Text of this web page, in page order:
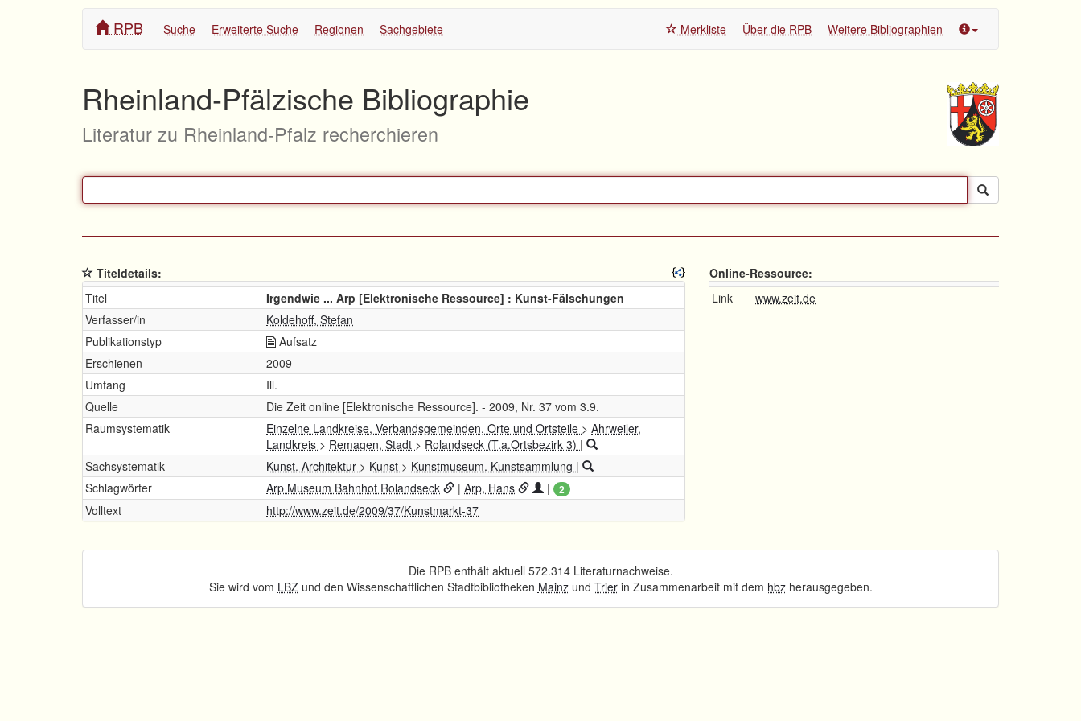
RPB Suche Erweiterte Suche Regionen Sachgebiete Merkliste Über die RPB Weitere Bibliographien
Rheinland-Pfälzische Bibliographie
Literatur zu Rheinland-Pfalz recherchieren
Titeldetails:
Titel
Irgendwie ... Arp [Elektronische Ressource] : Kunst-Fälschungen
Verfasser/in
Koldehoff, Stefan
Publikationstyp
Aufsatz
Erschienen
2009
Umfang
Ill.
Quelle
Die Zeit online [Elektronische Ressource]. - 2009, Nr. 37 vom 3.9.
Raumsystematik
Einzelne Landkreise, Verbandsgemeinden, Orte und Ortsteile > Ahrweiler,
Landkreis > Remagen, Stadt > Rolandseck (T.a.Ortsbezirk 3) |
Sachsystematik
Kunst. Architektur > Kunst > Kunstmuseum. Kunstsammlung |
Schlagwörter
Arp Museum Bahnhof Rolandseck | Arp, Hans | 2
Volltext http://www.zeit.de/2009/37/Kunstmarkt-37
Online-Ressource:
Link
www.zeit.de
Die RPB enthält aktuell 572.314 Literaturnachweise.
Sie wird vom LBZund den Wissenschaftlichen Stadtbibliotheken Mainzund Trierin Zusammenarbeit mit dem hbzherausgegeben.